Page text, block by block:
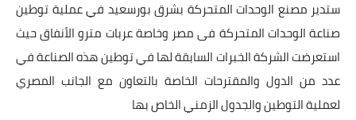
ستدير مصنع الوحدات المتحركة بشرق بورسعيد في عملية توطين
صناعة الوحدات المتحركة فى مصر وخاصة عربات مترو الأنفاق حيث
استعرضت الشركة الخبرات السابقة لها في توطين هذه الصناعة في
عدد من الدول والمقترحات الخاصة بالتعاون مع الجانب المصري
لعملية التوطين والجدول الزمني الخاص بها